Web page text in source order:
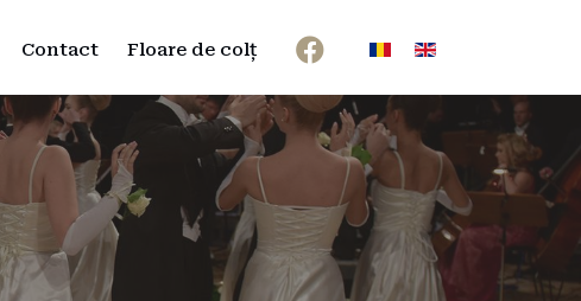
Selectați limba dvs
Contact Floare de colț